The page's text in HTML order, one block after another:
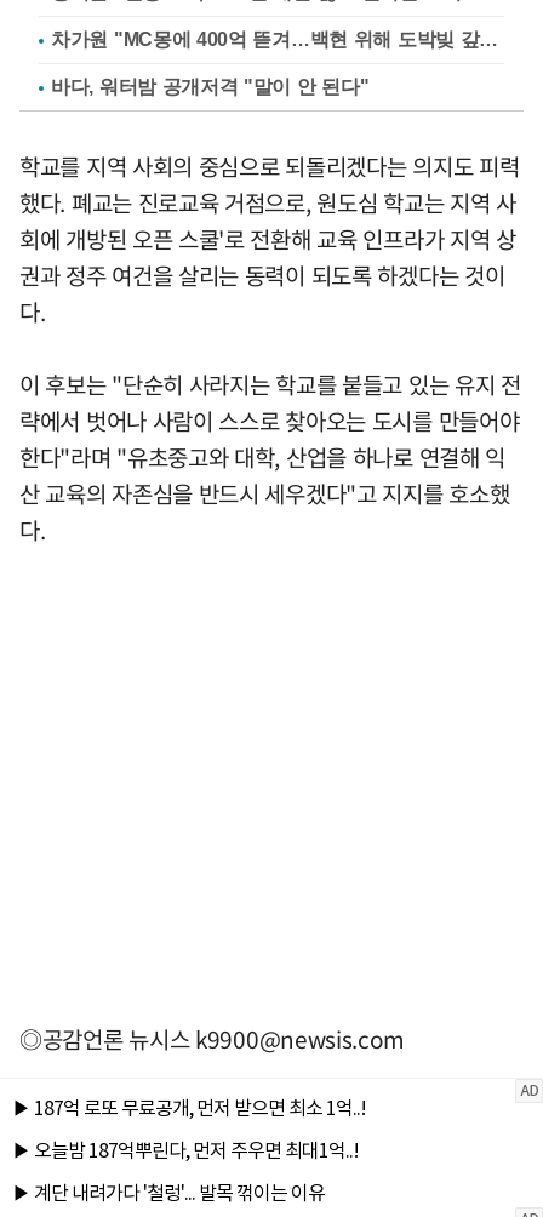
차가원 "MC몽에 400억 뜯겨…백현 위해 도박빚 갚아줘"
바다, 워터밤 공개저격 "말이 안 된다"
학교를 지역 사회의 중심으로 되돌리겠다는 의지도 피력
했다. 폐교는 진로교육 거점으로, 원도심 학교는 지역 사
회에 개방된 오픈 스쿨'로 전환해 교육 인프라가 지역 상
권과 정주 여건을 살리는 동력이 되도록 하겠다는 것이
다.
이 후보는 "단순히 사라지는 학교를 붙들고 있는 유지 전
략에서 벗어나 사람이 스스로 찾아오는 도시를 만들어야
한다"라며 "유초중고와 대학, 산업을 하나로 연결해 익
산 교육의 자존심을 반드시 세우겠다"고 지지를 호소했
다.
◎공감언론 뉴시스k9900@newsis.com